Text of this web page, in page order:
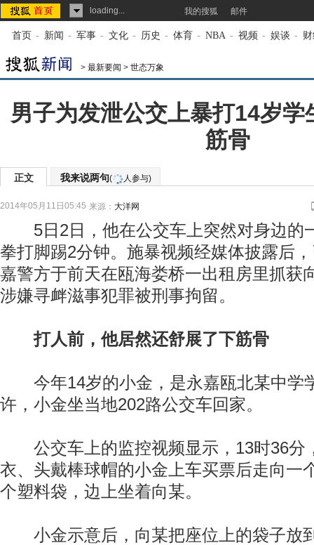
loading... 我的搜狐 邮件
首页 - 新闻 - 军事 - 文化 - 历史 - 体育 - NBA - 视频 - 娱谈 -
> 最新要闻 > 世态万象
男子为发泄公交上暴打14岁学
筋骨
正文 我来说两句( 人参与)
2014年05月11日05:45 来源： 大洋网
5日2日，他在公交车上突然对身边的
拳打脚踢2分钟。施暴视频经媒体披露后
嘉警方于前天在瓯海娄桥一出租房里抓获
涉嫌寻衅滋事犯罪被刑事拘留。
打人前，他居然还舒展了下筋骨
今年14岁的小金，是永嘉瓯北某中学
许，小金坐当地202路公交车回家。
公交车上的监控视频显示，13时36分
衣、头戴棒球帽的小金上车买票后走向一
个塑料袋，边上坐着向某。
小金示意后，向某把座位上的袋子放